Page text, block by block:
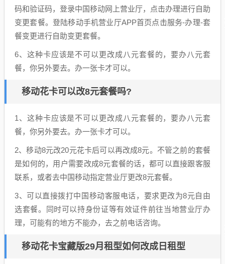
码和验证码，登录中国移动网上营业厅，点击办理进行自助
变更套餐。登陆移动手机营业厅APP首页点击服务-办理-套
餐变更进行自助变更套餐。
6、这种卡应该是不可以更改成八元套餐的，要办八元套
餐，你另外要去。办一张卡才可以。
移动花卡可以改8元套餐吗?
1、这种卡应该是不可以更改成八元套餐的，要办八元套
餐，你另外要去。办一张卡才可以。
2、移动8元改20元花卡后可以再改成8元。不管之前的套餐
是如何的，用户需要改成8元套餐的话，都可以直接跟客服
联系，或者去中国移动指定营业厅更改8元套餐。
3、可以直接拨打中国移动客服电话，要求更改为8元自由
选套餐。同时可以持身份证等有效证件前往当地营业厅办
理，可能有的地方不能办，去之前电话咨询。
移动花卡宝藏版29月租型如何改成日租型